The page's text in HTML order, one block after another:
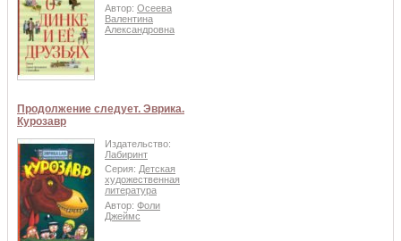
Автор: Осеева
Валентина
Александровна
Продолжение следует. Эврика.
Курозавр
Издательство:
Лабиринт
Серия: Детская
художественная
литература
Автор: Фоли
Джеймс